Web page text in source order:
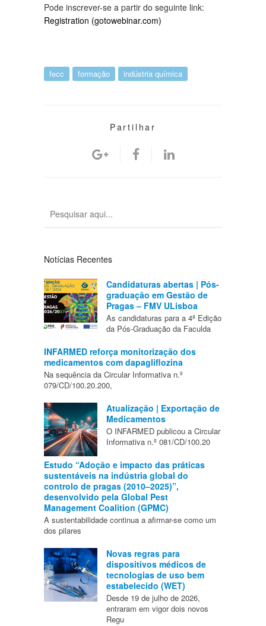
Pode inscrever-se a partir do seguinte link:
Registration (gotowebinar.com)
fecc formação indústria química
Partilhar
Notícias Recentes
Candidaturas abertas | Pós-
graduação em Gestão de
Pragas – FMV ULisboa
As candidaturas para a 4ª Edição
da Pós-Graduação da Faculda
INFARMED reforça monitorização dos
medicamentos com dapagliflozina
Na sequência da Circular Informativa n.º
079/CD/100.20.200,
Atualização | Exportação de
Medicamentos
O INFARMED publicou a Circular
Informativa n.º 081/CD/100.20
Estudo “Adoção e impacto das práticas
sustentáveis na indústria global do
controlo de pragas (2010–2025)”,
desenvolvido pela Global Pest
Management Coalition (GPMC)
A sustentabilidade continua a afirmar-se como um
dos pilares
Novas regras para
dispositivos médicos de
tecnologias de uso bem
estabelecido (WET)
Desde 19 de julho de 2026,
entraram em vigor dois novos
Regu